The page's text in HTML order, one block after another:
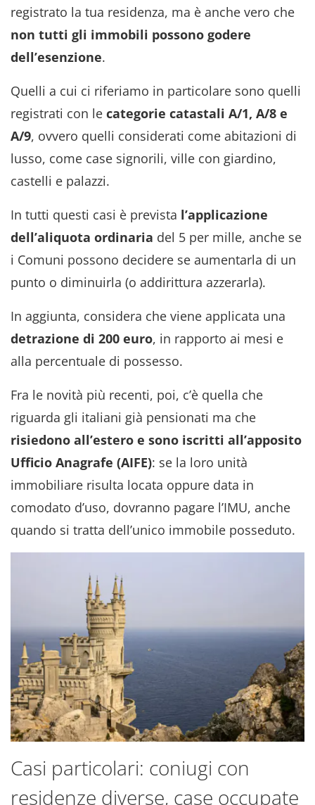
registrato la tua residenza, ma è anche vero che
non tutti gli immobili possono godere
dell’esenzione.
Quelli a cui ci riferiamo in particolare sono quelli
registrati con le categorie catastali A/1, A/8 e
A/9, ovvero quelli considerati come abitazioni di
lusso, come case signorili, ville con giardino,
castelli e palazzi.
In tutti questi casi è prevista l’applicazione
dell’aliquota ordinaria del 5 per mille, anche se
i Comuni possono decidere se aumentarla di un
punto o diminuirla (o addirittura azzerarla).
In aggiunta, considera che viene applicata una
detrazione di 200 euro, in rapporto ai mesi e
alla percentuale di possesso.
Fra le novità più recenti, poi, c’è quella che
riguarda gli italiani già pensionati ma che
risiedono all’estero e sono iscritti all’apposito
Ufficio Anagrafe (AIFE): se la loro unità
immobiliare risulta locata oppure data in
comodato d’uso, dovranno pagare l’IMU, anche
quando si tratta dell’unico immobile posseduto.
Casi particolari: coniugi con
residenze diverse, case occupate